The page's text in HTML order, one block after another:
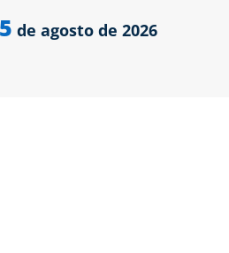
5 de agosto de 2026